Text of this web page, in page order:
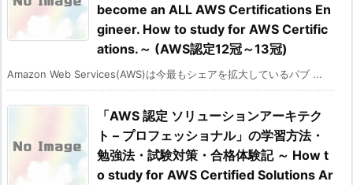
become an ALL AWS Certifications En
gineer. How to study for AWS Certific
ations.～ (AWS認定12冠～13冠)
Amazon Web Services(AWS)は今最もシェアを拡大しているパブ ...
「AWS 認定 ソリューションアーキテク
ト – プロフェッショナル」の学習方法・
勉強法・試験対策・合格体験記 ～ How t
o study for AWS Certified Solutions Ar